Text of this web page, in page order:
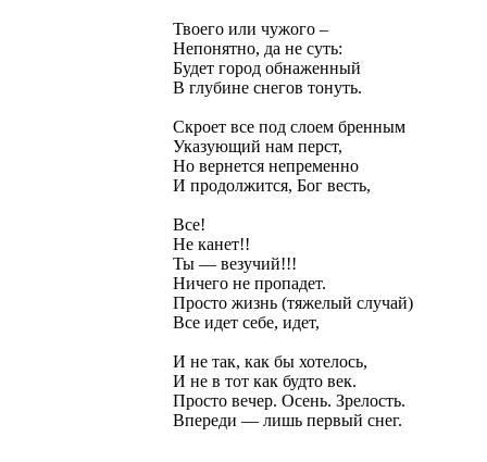
Твоего или чужого –
Непонятно, да не суть:
Будет город обнаженный
В глубине снегов тонуть.
Скроет все под слоем бренным
Указующий нам перст,
Но вернется непременно
И продолжится, Бог весть,
Все!
Не канет!!
Ты — везучий!!!
Ничего не пропадет.
Просто жизнь (тяжелый случай)
Все идет себе, идет,
И не так, как бы хотелось,
И не в тот как будто век.
Просто вечер. Осень. Зрелость.
Впереди — лишь первый снег.